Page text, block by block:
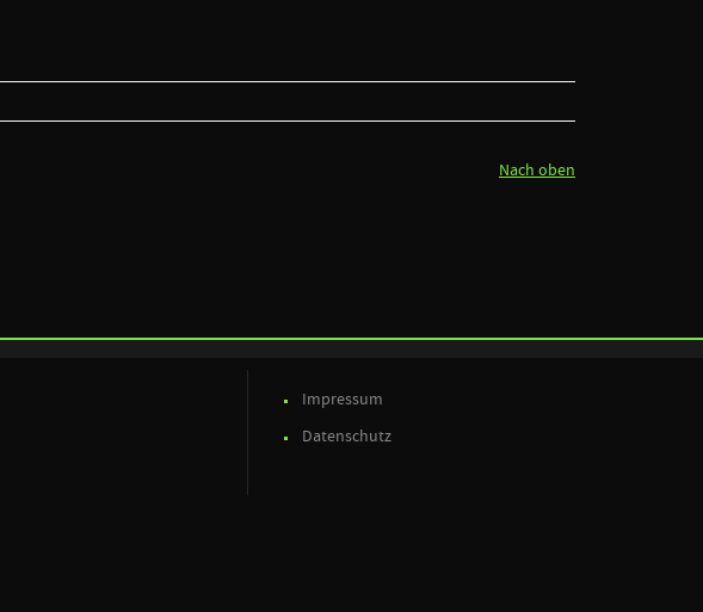
Nach oben
Impressum
Datenschutz